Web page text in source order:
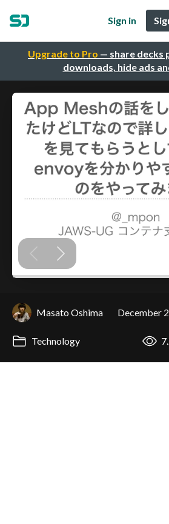
Upgrade to Pro — share decks
downloads, hide ads
Sign in
Masato Oshima December
Technology